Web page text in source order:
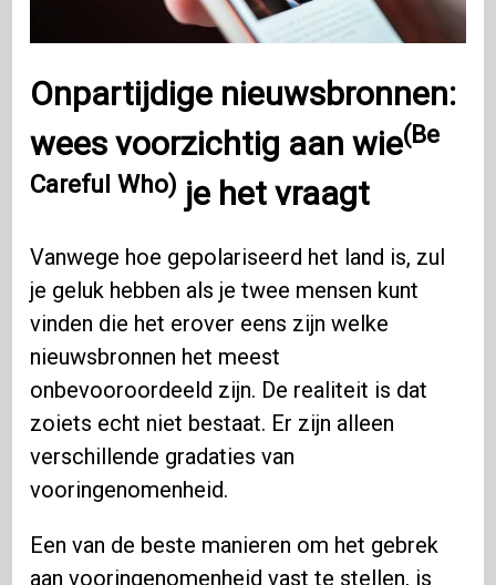
Onpartijdige nieuwsbronnen:
wees voorzichtig aan wie(Be
Careful Who) je het vraagt
Vanwege hoe gepolariseerd het land is, zul
je geluk hebben als je twee mensen kunt
vinden die het erover eens zijn welke
nieuwsbronnen het meest
onbevooroordeeld zijn. De realiteit is dat
zoiets echt niet bestaat. Er zijn alleen
verschillende gradaties van
vooringenomenheid.
Een van de beste manieren om het gebrek
aan vooringenomenheid vast te stellen, is